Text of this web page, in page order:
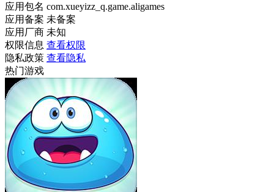
应用包名 com.xueyizz_q.game.aligames
应用备案 未备案
应用厂商 未知
权限信息 查看权限
隐私政策 查看隐私
热门游戏